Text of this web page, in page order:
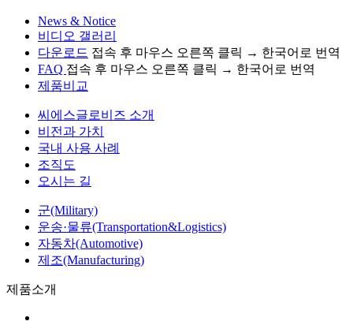
News & Notice
비디오 갤러리
다운로드 접속 후 마우스 오른쪽 클릭 → 한국어로 번역
FAQ 접속 후 마우스 오른쪽 클릭 → 한국어로 번역
제품비교
씨에스글로비즈 소개
비전과 가치
국내 사용 사례
조직도
오시는 길
군(Military)
운송·물류(Transportation&Logistics)
자동차(Automotive)
제조(Manufacturing)
제품소개